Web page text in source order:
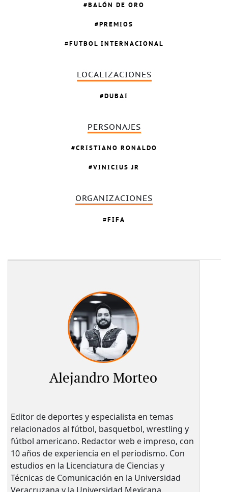
BALÓN DE ORO
PREMIOS
FUTBOL INTERNACIONAL
LOCALIZACIONES
DUBAI
PERSONAJES
CRISTIANO RONALDO
VINICIUS JR
ORGANIZACIONES
FIFA
Alejandro Morteo
Editor de deportes y especialista en temas
relacionados al fútbol, basquetbol, wrestling y
fútbol americano. Redactor web e impreso, con
10 años de experiencia en el periodismo. Con
estudios en la Licenciatura de Ciencias y
Técnicas de Comunicación en la Universidad